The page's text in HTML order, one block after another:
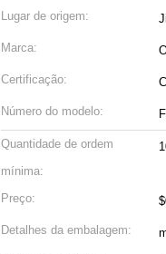
Lugar de origem:
Marca:
Certificação:
Número do modelo:
Quantidade de ordem
mínima:
Preço:
Detalhes da embalagem: